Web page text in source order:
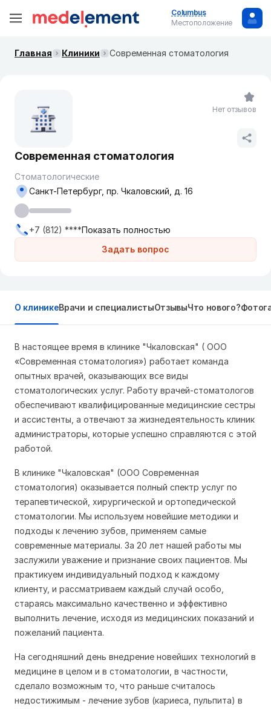
Columbus
Местоположение
Главная Клиники Современная стоматология
Современная стоматология
Стоматологические
Задать вопрос
Санкт-Петербург, пр. Чкаловский, д. 16
+7 (812) ****Показать полностью
Нет отзывов
О клиникеВрачи и специалистыОтзывыЧто нового?
В настоящее время в клинике "Чкаловская" ( ООО
«Современная стоматология») работает команда
опытных врачей, оказывающих все виды
стоматологических услуг. Работу врачей-стоматологов
обеспечивают квалифицированные медицинские сестры
и ассистенты, а отвечают за жизнедеятельность клиник
администраторы, которые успешно справляются с этой
работой.
В клинике "Чкаловская" (ООО Современная
стоматология) оказывается полный спектр услуг по
терапевтической, хирургической и ортопедической
стоматологии. Мы используем новейшие методики и
подходы к лечению зубов, применяем самые
современные материалы. За 20 лет нашей работы мы
заслужили уважение и признание своих пациентов. Мы
практикуем индивидуальный подход к каждому
клиенту, и рассматриваем каждый случай особо,
стараясь максимально качественно и эффективно
выполнить лечение, исходя из медицинских показаний и
пожеланий пациента.
На сегодняшний день внедрение новейших технологий в
медицине в целом и в стоматологии, в частности,
сделало возможным то, что раньше считалось
недостижимым - лечение зубов (кариеса, пульпита) в